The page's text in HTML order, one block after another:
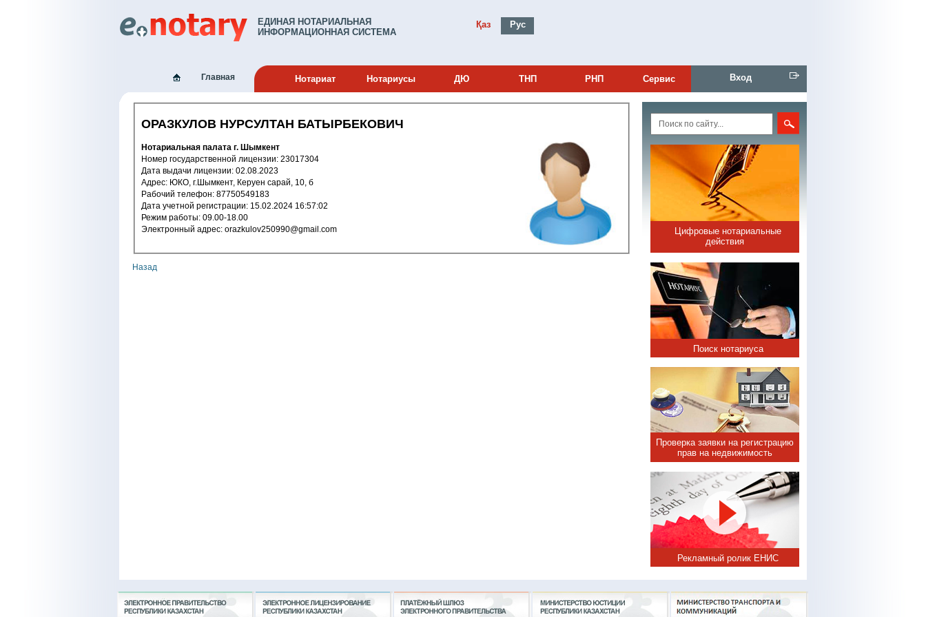
ЕДИНАЯ НОТАРИАЛЬНАЯ
ИНФОРМАЦИОННАЯ СИСТЕМА
Қаз Рус
Главная Нотариат Нотариусы ДЮ ТНП РНП Сервис Вход
ОРАЗКУЛОВ НУРСУЛТАН БАТЫРБЕКОВИЧ
Нотариальная палата г. Шымкент
Номер государственной лицензии: 23017304
Дата выдачи лицензии: 02.08.2023
Адрес: ЮКО, г.Шымкент, Керуен сарай, 10, б
Рабочий телефон: 87750549183
Дата учетной регистрации: 15.02.2024 16:57:02
Режим работы: 09.00-18.00
Электронный адрес: orazkulov250990@gmail.com
Назад
Цифровые нотариальные
действия
Поиск нотариуса
Проверка заявки на регистрацию
прав на недвижимость
Рекламный ролик ЕНИС